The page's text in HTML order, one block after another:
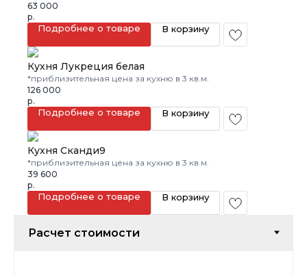
63 000
р.
Подробнее о товаре В корзину
Кухня Лукреция белая
*приблизительная цена за кухню в 3 кв.м.
126 000
р.
Подробнее о товаре В корзину
Кухня Сканди9
*приблизительная цена за кухню в 3 кв.м.
39 600
р.
Подробнее о товаре В корзину